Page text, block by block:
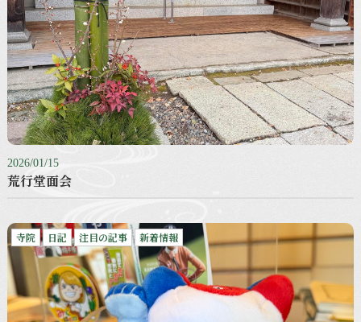
2026/01/15
荒行堂面会
寺院 日記 注目の記事 新着情報